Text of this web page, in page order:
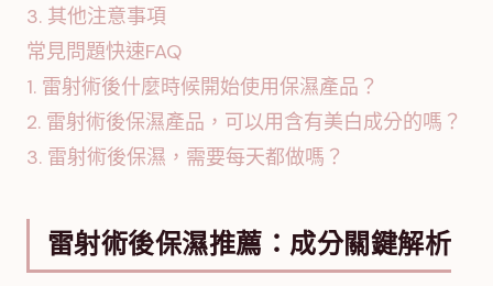
3. 其他注意事項
常見問題快速FAQ
1. 雷射術後什麼時候開始使用保濕產品？
2. 雷射術後保濕產品，可以用含有美白成分的嗎？
3. 雷射術後保濕，需要每天都做嗎？
雷射術後保濕推薦：成分關鍵解析